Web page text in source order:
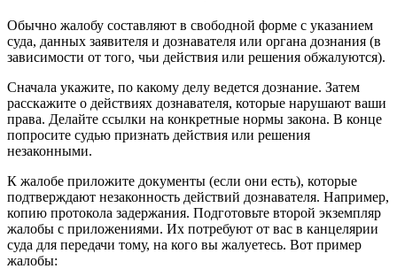
Обычно жалобу составляют в свободной форме с указанием
суда, данных заявителя и дознавателя или органа дознания (в
зависимости от того, чьи действия или решения обжалуются).
Сначала укажите, по какому делу ведется дознание. Затем
расскажите о действиях дознавателя, которые нарушают ваши
права. Делайте ссылки на конкретные нормы закона. В конце
попросите судью признать действия или решения
незаконными.
К жалобе приложите документы (если они есть), которые
подтверждают незаконность действий дознавателя. Например,
копию протокола задержания. Подготовьте второй экземпляр
жалобы с приложениями. Их потребуют от вас в канцелярии
суда для передачи тому, на кого вы жалуетесь. Вот пример
жалобы: